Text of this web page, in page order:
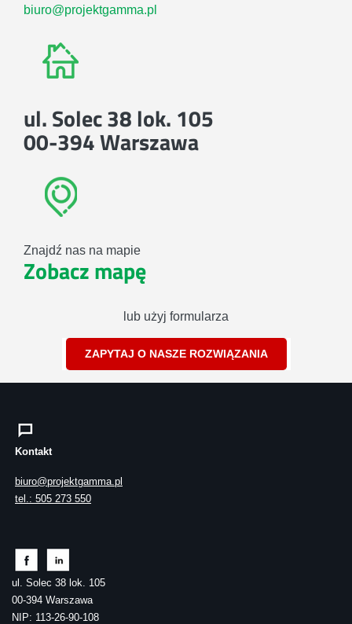
biuro@projektgamma.pl
ul. Solec 38 lok. 105
00-394 Warszawa
Znajdź nas na mapie
Zobacz mapę
lub użyj formularza
ZAPYTAJ O NASZE ROZWIĄZANIA
Kontakt
biuro@projektgamma.pl
tel.: 505 273 550
ul. Solec 38 lok. 105
00-394 Warszawa
NIP: 113-26-90-108